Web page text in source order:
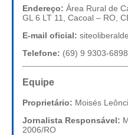
Endereço: Área Rural de
GL 6 LT 11, Cacoal – RO,
E-mail oficial:
Telefone: (69) 9 9303-6898
Equipe
Proprietário: Moisés
Jornalista Responsável:
2006/RO